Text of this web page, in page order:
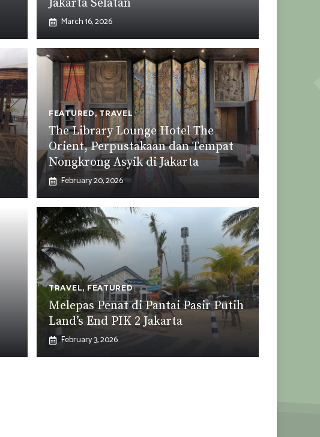
Jakarta Selatan
March 16, 2026
FEATURED,TRAVEL
The Library Lounge Hotel The
Orient, Perpustakaan dan Tempat
Nongkrong Asyik di Jakarta
February 20, 2026
TRAVEL,FEATURED
Melepas Penat di Pantai Pasir Putih
Land’s End PIK 2 Jakarta
February 3, 2026